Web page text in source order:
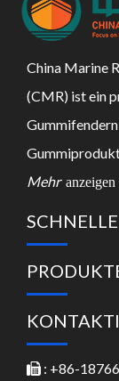
China Marine
(CMR) ist ein
Mehr
 : +86-